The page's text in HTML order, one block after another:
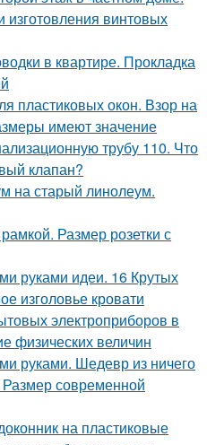
винтовых
в квартире. Прокладка
пластиковых окон. Взор на
имеют значение
трубу 110. Что
клапан?
на старый линолеум.
Размер розетки с
руками идеи. 16 Крутых
изголовье кровати
электроприборов в
физических величин
руками. Шедевр из ничего
современной
на пластиковые